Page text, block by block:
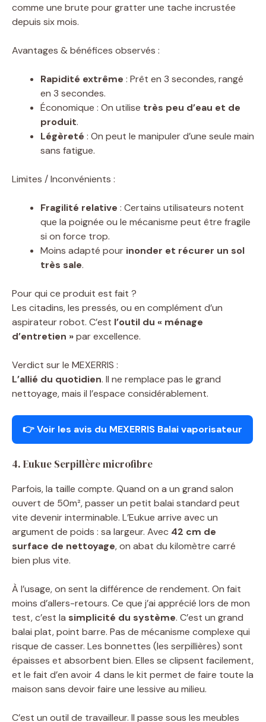
comme une brute pour gratter une tache incrustée
depuis six mois.
Avantages & bénéfices observés :
Rapidité extrême : Prêt en 3 secondes, rangé
en 3 secondes.
Économique : On utilise très peu d’eau et de
produit.
Légèreté : On peut le manipuler d’une seule main
sans fatigue.
Limites / Inconvénients :
Fragilité relative : Certains utilisateurs notent
que la poignée ou le mécanisme peut être fragile
si on force trop.
Moins adapté pour inonder et récurer un sol
très sale.
Pour qui ce produit est fait ?
Les citadins, les pressés, ou en complément d’un
aspirateur robot. C’est l’outil du « ménage
d’entretien »par excellence.
Verdict sur le MEXERRIS :
L’allié du quotidien. Il ne remplace pas le grand
nettoyage, mais il l’espace considérablement.
👉 Voir les avis du MEXERRIS Balai vaporisateur
4. Eukue Serpillère microfibre
Parfois, la taille compte. Quand on a un grand salon
ouvert de 50m², passer un petit balai standard peut
vite devenir interminable. L’Eukue arrive avec un
argument de poids : sa largeur. Avec 42 cm de
surface de nettoyage, on abat du kilomètre carré
bien plus vite.
À l’usage, on sent la différence de rendement. On fait
moins d’allers-retours. Ce que j’ai apprécié lors de mon
test, c’est la simplicité du système. C’est un grand
balai plat, point barre. Pas de mécanisme complexe qui
risque de casser. Les bonnettes (les serpillières) sont
épaisses et absorbent bien. Elles se clipsent facilement,
et le fait d’en avoir 4 dans le kit permet de faire toute la
maison sans devoir faire une lessive au milieu.
C’est un outil de travailleur. Il passe sous les meubles